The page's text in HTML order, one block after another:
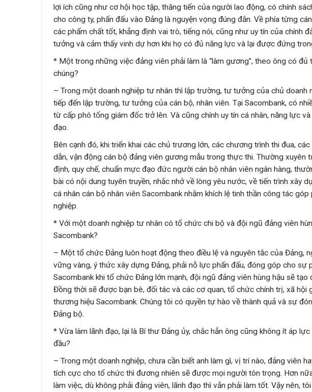
lợi ích cũng như cơ hội học tập, thăng tiến của người lao động, có chính
cho công ty, phấn đấu vào Đảng là nguyện vọng đúng đắn. Về phía từng
các phẩm chất tốt, khẳng định vai trò, tiếng nói, cũng như uy tín của chính
tưởng và cảm thấy vinh dự hơn khi họ có đủ năng lực và lại được đứng
* Một trong những việc đảng viên phải làm là “làm gương”, theo ông có
chúng?
– Trong một doanh nghiệp tư nhân thì lập trường, tư tưởng của chủ
tiếp đến lập trường, tư tưởng của cán bộ, nhân viên. Tại Sacombank, có
từ cấp phó tổng giám đốc trở lên. Và cũng chính uy tín cá nhân, năng lực
đạo.
Bên cạnh đó, khi triển khai các chủ trương lớn, các chương trình thi đua,
dẫn, vận động cán bộ đảng viên gương mẫu trong thực thi. Thường xuyên
định, quy chế, chuẩn mực đạo đức người cán bộ nhân viên ngân hàng,
bài có nội dung tuyên truyền, nhắc nhở về lòng yêu nước, về tiến trình xây
cá nhân cán bộ nhân viên Sacombank nhằm khích lệ tinh thần công tác
nghiệp.
* Với một doanh nghiệp tư nhân có tổ chức chi bộ và đội ngũ đảng viên
Sacombank?
– Một tổ chức Đảng luôn hoạt động theo điều lệ và nguyên tắc của Đảng,
vững vàng, ý thức xây dựng Đảng, phải nỗ lực phấn đấu, đóng góp cho sự
Sacombank khi tổ chức Đảng lớn mạnh, đội ngũ đảng viên hùng hậu sẽ
Đồng thời sẽ được bạn bè, đối tác và các cơ quan, tổ chức chính trị, xã hội
thương hiệu Sacombank. Chúng tôi có quyền tự hào về thành quả và sự
Đảng bộ.
* Vừa làm lãnh đạo, lại là Bí thư Đảng ủy, chắc hẳn ông cũng không ít áp
đầu?
– Trong một doanh nghiệp, chưa cần biết anh làm gì, vị trí nào, đảng viên
tích cực cho tổ chức thì đương nhiên sẽ được mọi người tôn trọng. Hơn
làm việc, dù không phải đảng viên, lãnh đạo thì vẫn phải làm tốt. Vậy nên,